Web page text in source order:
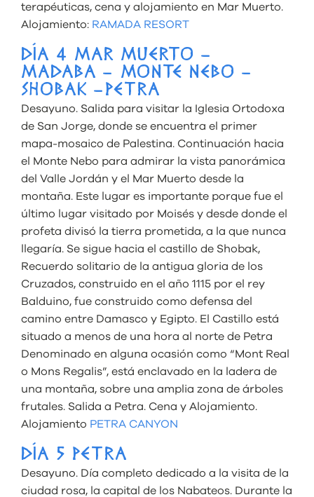
terapéuticas, cena y alojamiento en Mar Muerto.
Alojamiento: RAMADA RESORT
DÍA 4 MAR MUERTO –
MADABA – MONTE NEBO –
SHOBAK –PETRA
Desayuno. Salida para visitar la Iglesia Ortodoxa
de San Jorge, donde se encuentra el primer
mapa-mosaico de Palestina. Continuación hacia
el Monte Nebo para admirar la vista panorámica
del Valle Jordán y el Mar Muerto desde la
montaña. Este lugar es importante porque fue el
último lugar visitado por Moisés y desde donde el
profeta divisó la tierra prometida, a la que nunca
llegaría. Se sigue hacia el castillo de Shobak,
Recuerdo solitario de la antigua gloria de los
Cruzados, construido en el año 1115 por el rey
Balduino, fue construido como defensa del
camino entre Damasco y Egipto. El Castillo está
situado a menos de una hora al norte de Petra
Denominado en alguna ocasión como “Mont Real
o Mons Regalis”, está enclavado en la ladera de
una montaña, sobre una amplia zona de árboles
frutales. Salida a Petra. Cena y Alojamiento.
Alojamiento PETRA CANYON
DÍA 5 PETRA
Desayuno. Día completo dedicado a la visita de la
ciudad rosa, la capital de los Nabateos. Durante la